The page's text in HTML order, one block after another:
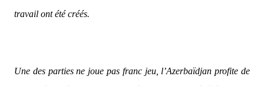
travail ont été créés.
Une des parties ne joue pas franc jeu, l’Azerbaïdjan profite de